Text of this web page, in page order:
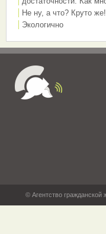
Не ну, а что? Круто
Экологично
© Агентство